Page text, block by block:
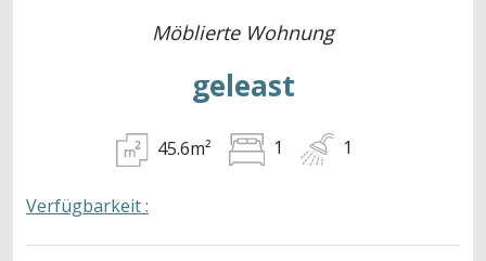
Möblierte Wohnung
geleast
45.6m² 1 1
Verfügbarkeit :